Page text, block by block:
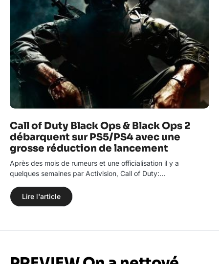
Call of Duty Black Ops & Black Ops 2
débarquent sur PS5/PS4 avec une
grosse réduction de lancement
Après des mois de rumeurs et une officialisation il y a
quelques semaines par Activision, Call of Duty:…
Lire l'article